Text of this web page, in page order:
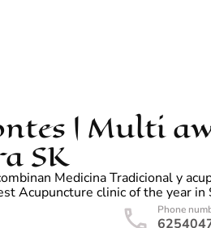
| Multi
SK
Medicina Tradicional y
Acupuncture clinic of the year in
Phone